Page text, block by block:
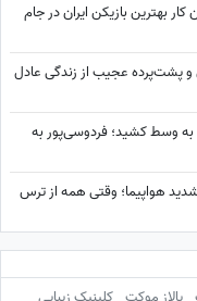
کار بهترین بازیکن ایران در جام
پنهان و پشت‌پرده عجیب از زندگی عادل
به وسط کشید؛ فردوسی‌پور به
هواپیما؛ وقتی همه از ترس